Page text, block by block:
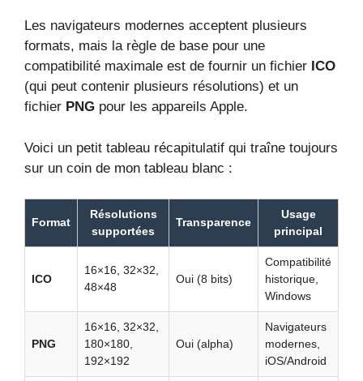
Les navigateurs modernes acceptent plusieurs
formats, mais la règle de base pour une
compatibilité maximale est de fournir un fichier ICO
(qui peut contenir plusieurs résolutions) et un
fichier PNG pour les appareils Apple.
Voici un petit tableau récapitulatif qui traîne toujours
sur un coin de mon tableau blanc :
Format
Résolutions
supportées
Transparence
Usage
principal
ICO
16×16, 32×32,
48×48
Oui (8 bits)
Compatibilité
historique,
Windows
PNG
16×16, 32×32,
180×180,
192×192
Oui (alpha)
Navigateurs
modernes,
iOS/Android